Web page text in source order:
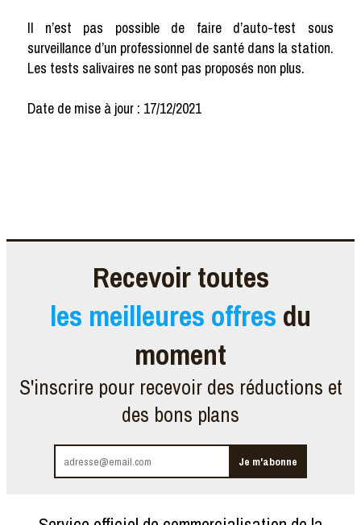
Il n’est pas possible de faire d’auto-test sous
surveillance d’un professionnel de santé dans la station.
Les tests salivaires ne sont pas proposés non plus.
Date de mise à jour : 17/12/2021
Recevoir toutes
les meilleures offres du
moment
S'inscrire pour recevoir des réductions et
des bons plans